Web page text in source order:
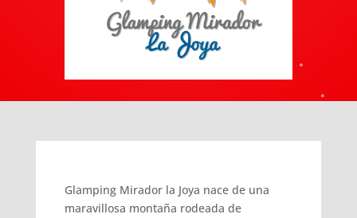
Glamping Mirador la Joya nace de una
maravillosa montaña rodeada de